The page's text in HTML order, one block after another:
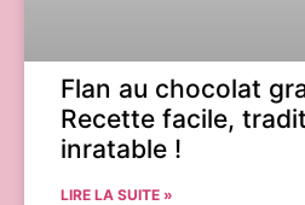
Flan au chocolat
Recette facile,
inratable !
LIRE LA SUITE »